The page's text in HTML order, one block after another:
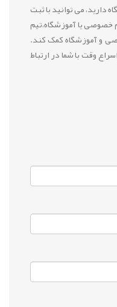
دارید، می توانید با ثبت
خصوصی یا آموزشگاه،تیم
و آموزشگاه کمک کند.
وقت با شما در ارتباط